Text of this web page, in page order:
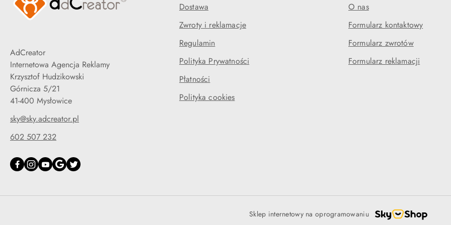
AdCreator
Internetowa Agencja Reklamy
Krzysztof Hudzikowski
Górnicza 5/21
41-400 Mysłowice
sky@sky.adcreator.pl
602 507 232
Dostawa
Zwroty i reklamacje
Regulamin
Polityka Prywatności
Płatności
Polityka cookies
O nas
Formularz kontaktowy
Formularz zwrotów
Formularz reklamacji
Sklep internetowy na oprogramowaniu